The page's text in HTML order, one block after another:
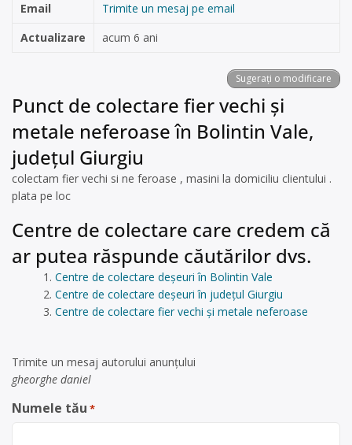
Email
Trimite un mesaj pe email
Actualizare
acum 6 ani
Sugerați o modificare
Punct de colectare fier vechi și
metale neferoase în Bolintin Vale,
județul Giurgiu
colectam fier vechi si ne feroase , masini la domiciliu clientului .
plata pe loc
Centre de colectare care credem că
ar putea răspunde căutărilor dvs.
Centre de colectare deșeuri în Bolintin Vale
Centre de colectare deșeuri în județul Giurgiu
Centre de colectare fier vechi și metale neferoase
Trimite un mesaj autorului anunţului
gheorghe daniel
Numele tău *